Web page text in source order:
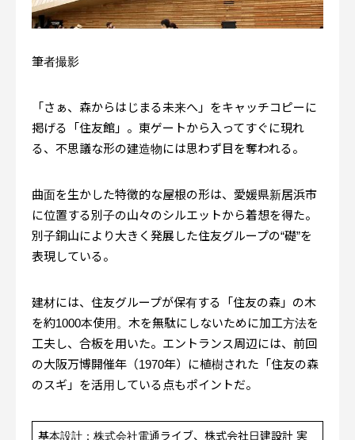
筆者撮影
「さぁ、森からはじまる未来へ」をキャッチコピーに
掲げる「住友館」。東ゲートから入ってすぐに現れ
る、不思議な形の建造物には思わず目を奪われる。
曲面を生かした特徴的な屋根の形は、愛媛県新居浜市
に位置する別子の山々のシルエットから着想を得た。
別子銅山により大きく発展した住友グループの“礎”を
表現している。
建材には、住友グループが保有する「住友の森」の木
を約1000本使用。木を無駄にしないために加工方法を
工夫し、合板を用いた。エントランス周辺には、前回
の大阪万博開催年（1970年）に植樹された「住友の森
のスギ」を活用している点もポイントだ。
基本設計：株式会社電通ライブ、株式会社日建設計 実